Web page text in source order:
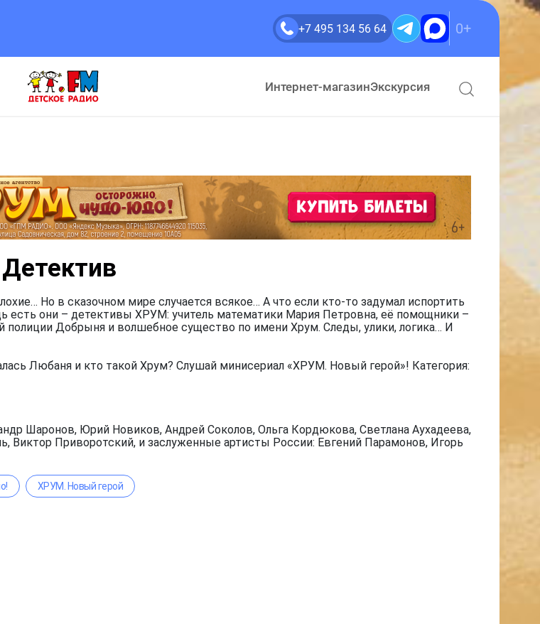
+7 495 134 56 64 0+
Интернет-магазинЭкскурсия
Но в сказочном мире случается всякое… А что если кто-то задумал испортить
есть они – детективы ХРУМ: учитель математики Мария Петровна, её помощники –
полиции Добрыня и волшебное существо по имени Хрум. Следы, улики, логика… И
Любаня и кто такой Хрум? Слушай минисериал «ХРУМ. Новый герой»! Категория:
Шаронов, Юрий Новиков, Андрей Соколов, Ольга Кордюкова, Светлана Аухадеева,
Виктор Приворотский, и заслуженные артисты России: Евгений Парамонов, Игорь
ХРУМ. Новый герой